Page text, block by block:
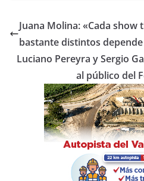
e
b
o
o
k
er s
A
p
p
p
ar
tir
Juana Molina: «Cada show
bastante distintos
Luciano Pereyra y Sergio
al público del